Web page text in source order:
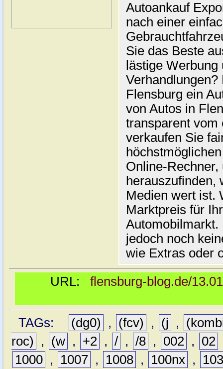
Autoankauf
nach einer
Sie das Beste
lästige
Flensburg ein
von Autos in
transparent vom
verkaufen Sie
Online-
herauszufinden,
Medien wert ist.
Marktpreis für
jedoch noch
wie Extras oder
URL: flensburg-blog.de/
TAGs: (dg0) , (fcv) , (j ,
roc)
, (w , +2 , / , /8 , 002 , 02
1000 , 1007 , 1008 , 100nx ,